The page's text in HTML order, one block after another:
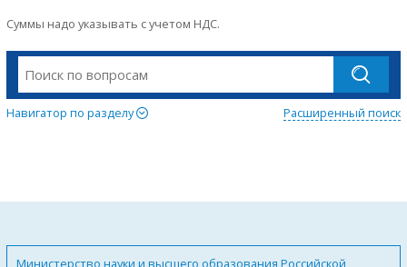
Суммы надо указывать с учетом НДС.
Навигатор по разделу Расширенный поиск
Министерство науки и высшего образования Российской